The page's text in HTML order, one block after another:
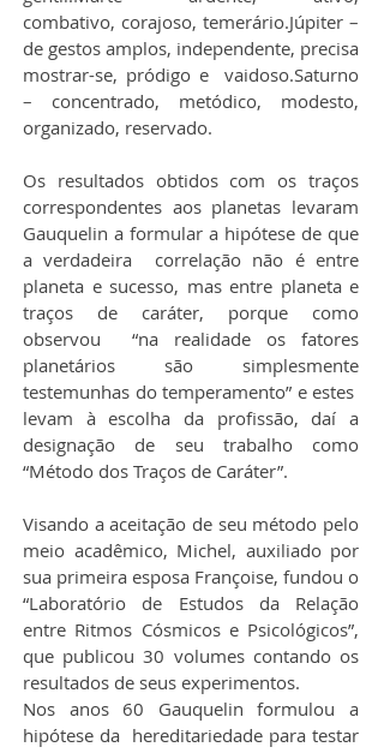
combativo, corajoso, temerário.Júpiter –
de gestos amplos, independente, precisa
mostrar-se, pródigo e  vaidoso.Saturno
– concentrado, metódico, modesto,
organizado, reservado.
Os resultados obtidos com os traços
correspondentes aos planetas levaram
Gauquelin a formular a hipótese de que
a verdadeira  correlação não é entre
planeta e sucesso, mas entre planeta e
traços de caráter, porque como
observou  “na realidade os fatores
planetários são simplesmente
testemunhas do temperamento” e estes
levam à escolha da profissão, daí a
designação de seu trabalho como
“Método dos Traços de Caráter”.
Visando a aceitação de seu método pelo
meio acadêmico, Michel, auxiliado por
sua primeira esposa Françoise, fundou o
“Laboratório de Estudos da Relação
entre Ritmos Cósmicos e Psicológicos”,
que publicou 30 volumes contando os
resultados de seus experimentos.
Nos anos 60 Gauquelin formulou a
hipótese da  hereditariedade para testar